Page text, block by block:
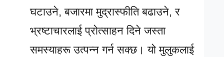
घटाउने, बजारमा मुद्रास्फीति बढाउने, र
भ्रष्टाचारलाई प्रोत्साहन दिने जस्ता
समस्याहरू उत्पन्न गर्न सक्छ। यो मुलुकलाई